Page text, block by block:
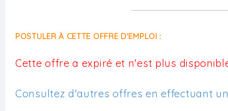
POSTULER À CETTE OFFRE D'EMPLOI :
Cette offre a expiré et n'est plus
Consultez d'autres offres en effectuant